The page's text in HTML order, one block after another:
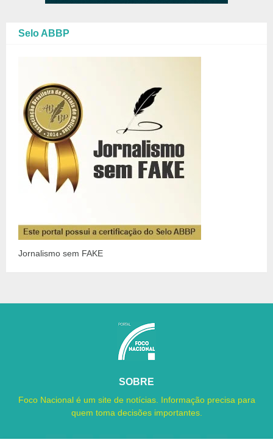
Selo ABBP
Jornalismo sem FAKE
SOBRE
Foco Nacional é um site de notícias. Informação precisa para
quem toma decisões importantes.